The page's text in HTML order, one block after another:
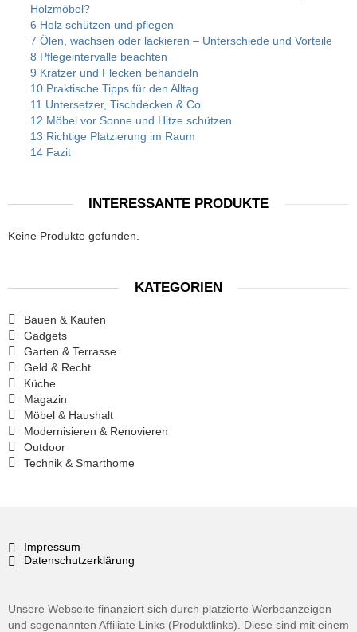
Holzmöbel?
6 Holz schützen und pflegen
7 Ölen, wachsen oder lackieren – Unterschiede und Vorteile
8 Pflegeintervalle beachten
9 Kratzer und Flecken behandeln
10 Praktische Tipps für den Alltag
11 Untersetzer, Tischdecken & Co.
12 Möbel vor Sonne und Hitze schützen
13 Richtige Platzierung im Raum
14 Fazit
INTERESSANTE PRODUKTE
Keine Produkte gefunden.
KATEGORIEN
Bauen & Kaufen
Gadgets
Garten & Terrasse
Geld & Recht
Küche
Magazin
Möbel & Haushalt
Modernisieren & Renovieren
Outdoor
Technik & Smarthome
Impressum
Datenschutzerklärung
Unsere Webseite finanziert sich durch platzierte Werbeanzeigen
und sogenannten Affiliate Links (Produktlinks). Diese sind mit einem